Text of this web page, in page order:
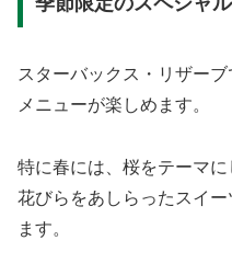
スターバックス・リザー
メニューが楽しめます。
特に春には、桜をテーマ
花びらをあしらったスイ
ます。